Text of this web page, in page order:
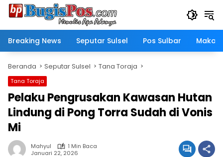
Langsung
Breaking News
Seputar Sulsel Pos Sulbar
Beranda Seputar Sulsel Tana Toraja
Tana Toraja
Pelaku Pengrusakan Kawasan Hutan
Lindung di Pong Torra Sudah di Vonis
Mi
Mahyul
1 Min Baca
Januari 22, 2026